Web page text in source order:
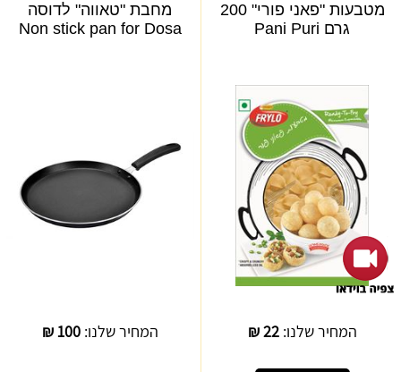
מטבעות "פאני פורי" 200
גרם Pani Puri
המחיר שלנו:22
₪
מחבת "טאווה" לדוסה
Non stick pan for Dosa
המחיר שלנו:100
₪